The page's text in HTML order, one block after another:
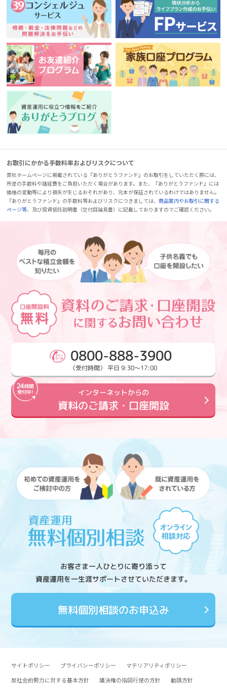
お取引にかかる手数料率およびリスクについて
弊社ホームページに掲載されている『ありがとうファンド』のお取引をしていただく際には、
所定の手数料や諸経費をご負担いただく場合があります。また、『ありがとうファンド』には
価格の変動等により損失が生じるおそれがあり、元本が保証されているわけではありません。
『ありがとうファンド』の手数料等およびリスクにつきましては、商品案内やお取引に関する
ページ等、及び投資信託説明書（交付目論見書）に記載しておりますのでご確認ください。
0800-888-3900
〈受付時間〉 平日 9:30～17:00
インターネットからの
資料のご請求・口座開設
お客さま一人ひとりに寄り添って
資産運用を一生涯サポートさせていただきます。
無料個別相談のお申込み
サイトポリシー プライバシーポリシー
マテリアリティポリシー
反社会的勢力に対する基本方針
議決権の指図行使の方針 勧誘方針